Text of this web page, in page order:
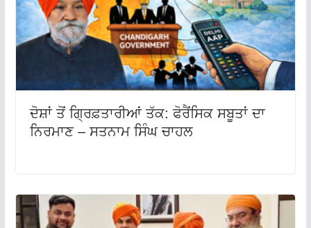
ਦੋਸ਼ਾਂ ਤੋਂ ਗ੍ਰਿਫ਼ਤਾਰੀਆਂ ਤੱਕ: ਫੋਰੈਂਸਿਕ ਸਬੂਤਾਂ ਦਾ
ਨਿਰਮਾਣ – ਸਤਨਾਮ ਸਿੰਘ ਚਾਹਲ